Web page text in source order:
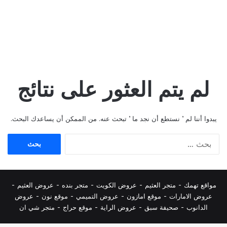
لم يتم العثور على نتائج
يبدوا أننا لم ’ نستطع أن نجد ما ’ تبحث عنه. من الممكن أن يساعدك البحث.
مواقع تهمك - متجر العثيم - عروض الكويت - متجر بنده - عروض العثيم -
عروض الامارات - موقع امازون - عروض التميمي - موقع نون - عروض
الدانوب - صحيفة سبق - عروض الراية - موقع حراج - متجر شي ان